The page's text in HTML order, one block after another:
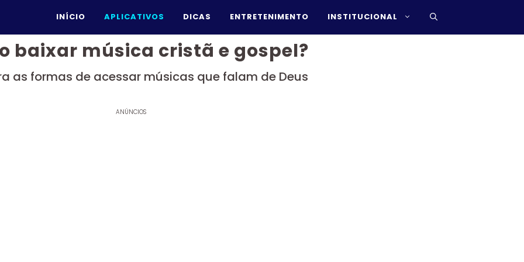
INÍCIO APLICATIVOS DICAS ENTRETENIMENTO INSTITUCIONAL
baixar música cristã e gospel?
as formas de acessar músicas que falam de Deus
ANÚNCIOS